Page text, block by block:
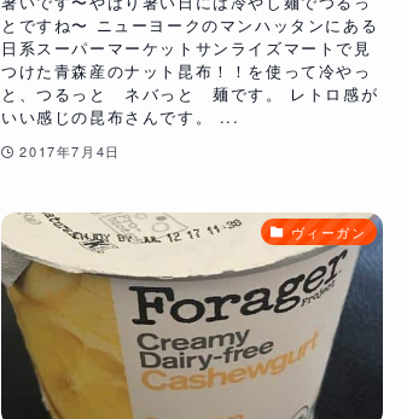
とですね〜 ニューヨークのマンハッタンにある
日系スーパーマーケットサンライズマートで見
つけた青森産のナット昆布！！を使って冷やっ
と、つるっと ネバっと 麺です。 レトロ感が
いい感じの昆布さんです。 ...
2017年7月4日
ヴィーガン